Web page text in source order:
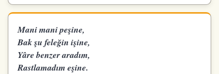
Mani mani peşine,
Bak şu feleğin işine,
Yâre benzer aradım,
Rastlamadım eşine.